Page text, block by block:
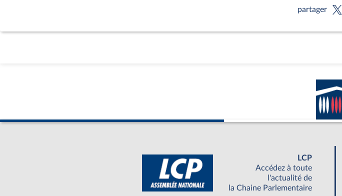
partager
LCP
Accédez à toute
l'actualité de
la Chaine Parlementaire